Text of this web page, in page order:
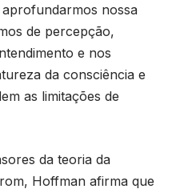
nossa
de percepção,
e nos
da consciência e
as limitações de
da teoria da
Hoffman afirma que